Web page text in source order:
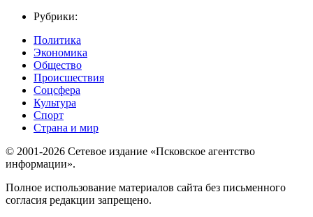
Рубрики:
Политика
Экономика
Общество
Происшествия
Соцсфера
Культура
Спорт
Страна и мир
© 2001-2026 Сетевое издание «Псковское агентство
информации».
Полное использование материалов сайта без письменного
согласия редакции запрещено.